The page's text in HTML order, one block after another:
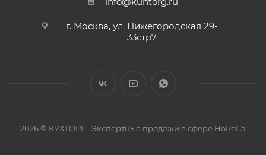
г. Москва, ул. Нижегородская 29-
33стр7
2026 © КУХТОРГ - Экспертные продажи в сфере HoReCa